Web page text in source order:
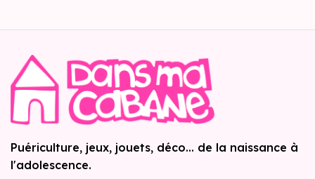
Puériculture, jeux, jouets, déco... de la naissance à
l'adolescence.